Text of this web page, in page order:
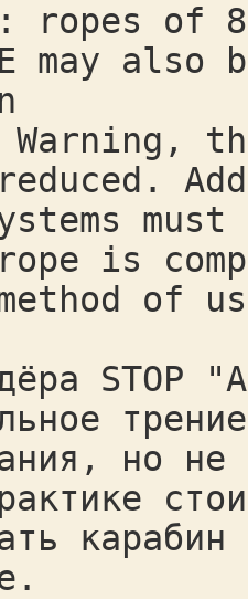
ropes of 8
may
Warning,
is
of
но не